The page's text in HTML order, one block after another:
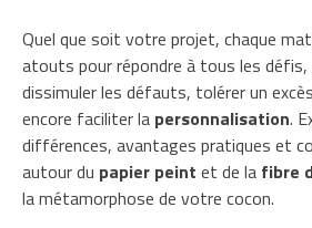
Quel que soit votre projet, chaque
atouts pour répondre à tous les défis,
dissimuler les défauts, tolérer un
encore faciliter la personnalisation.
différences, avantages pratiques et
autour du papier peint et de la fibre
la métamorphose de votre cocon.